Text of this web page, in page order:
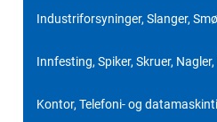
Industriforsyninger, Slanger,
Innfesting, Spiker, Skruer,
Kontor, Telefoni- og